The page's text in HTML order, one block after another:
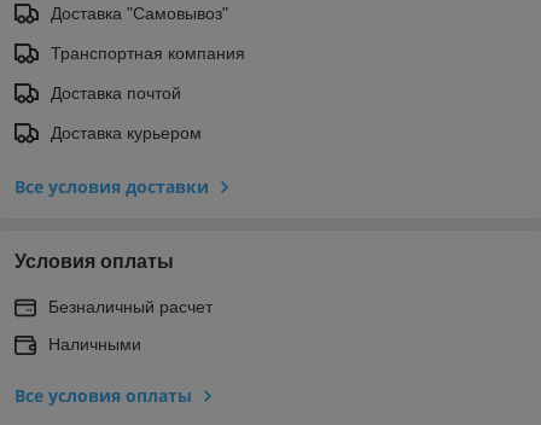
Доставка "Самовывоз"
Транспортная компания
Доставка почтой
Доставка курьером
Все условия доставки
Условия оплаты
Безналичный расчет
Наличными
Все условия оплаты